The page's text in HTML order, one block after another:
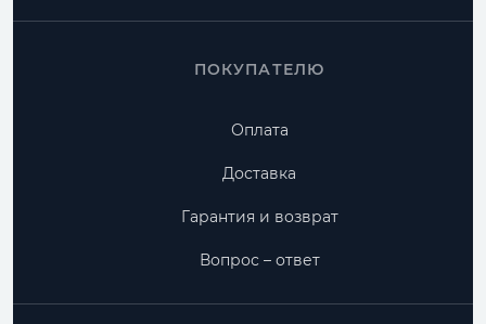
ПОКУПАТЕЛЮ
Оплата
Доставка
Гарантия и возврат
Вопрос – ответ